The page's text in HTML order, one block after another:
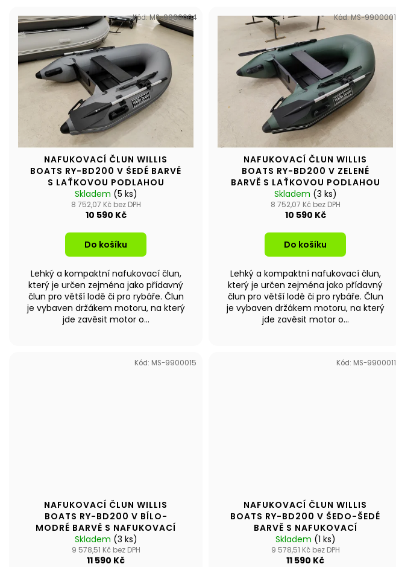
o
d
u
V
ý
p
s
u
NAFUKOVACÍ ČLUN WILLIS
BOATS RY-BD200 V ŠEDÉ BARVĚ
S LAŤKOVOU PODLAHOU
Skladem (5 ks)
8 752,07 Kč bez DPH
10 590 Kč
Do košíku
Lehký a kompaktní nafukovací člun,
který je určen zejména jako přídavný
člun pro větší lodě či pro rybáře. Člun
je vybaven držákem motoru, na který
jde zavěsit motor o...
Kód:MS-9900004
NAFUKOVACÍ ČLUN WILLIS
BOATS RY-BD200 V ZELENÉ
BARVĚ S LAŤKOVOU PODLAHOU
Skladem (3 ks)
8 752,07 Kč bez DPH
10 590 Kč
Do košíku
Lehký a kompaktní nafukovací člun,
který je určen zejména jako přídavný
člun pro větší lodě či pro rybáře. Člun
je vybaven držákem motoru, na který
jde zavěsit motor o...
Kód:MS-9900001
NAFUKOVACÍ ČLUN WILLIS
BOATS RY-BD200 V BÍLO-
MODRÉ BARVĚ S NAFUKOVACÍ
PODLAHOU
Skladem (3 ks)
9 578,51 Kč bez DPH
11 590 Kč
Kód: MS-9900015
NAFUKOVACÍ ČLUN WILLIS
BOATS RY-BD200 V ŠEDO-ŠEDÉ
BARVĚ S NAFUKOVACÍ
PODLAHOU
Skladem (1 ks)
9 578,51 Kč bez DPH
11 590 Kč
Kód: MS-9900011